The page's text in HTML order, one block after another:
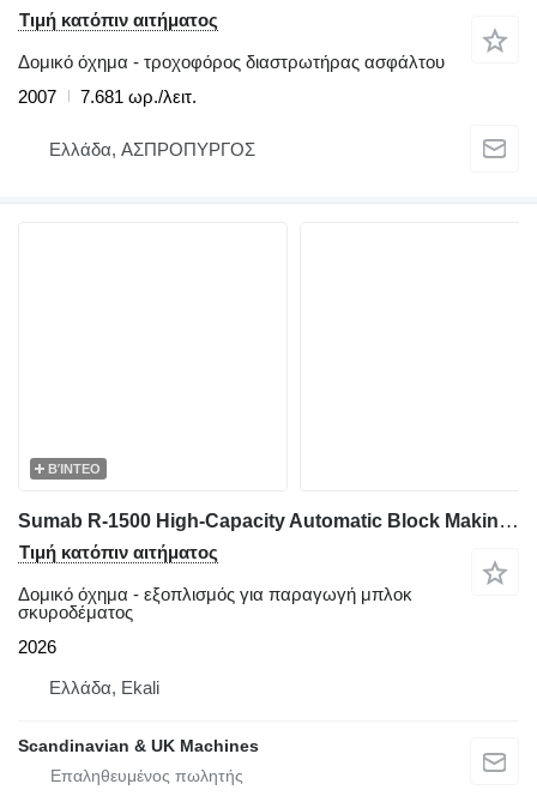
Τιμή κατόπιν αιτήματος
Δομικό όχημα - τροχοφόρος διαστρωτήρας ασφάλτου
2007
7.681 ωρ./λειτ.
Ελλάδα, ΑΣΠΡΟΠΥΡΓΟΣ
ΒΊΝΤΕΟ
Sumab R-1500 High-Capacity Automatic Block Making Line - Sweden
Τιμή κατόπιν αιτήματος
Δομικό όχημα - εξοπλισμός για παραγωγή μπλοκ
σκυροδέματος
2026
Ελλάδα, Ekali
Scandinavian & UK Machines